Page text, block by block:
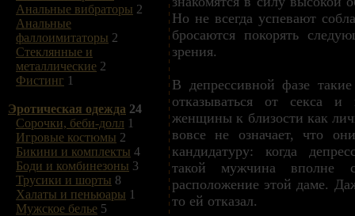
Анальные вибраторы 2
Анальные
фаллоимитаторы 2
Стеклянные и
металлические 2
Фистинг 1
Эротическая одежда 24
Сорочки, беби-долл 1
Игровые костюмы 2
Бикини и комплекты 4
Боди и комбинезоны 3
Трусики и шорты 8
Халаты и пеньюары 1
Мужское белье 5
Но не всегда успевают
бросаются покорять
зрения.
В депрессивной фазе
отказываться от секса и
женщины к близости как
вовсе не означает, что
кандидатуру: когда
такой мужчина вполне
расположение этой даме.
то ей отказал.